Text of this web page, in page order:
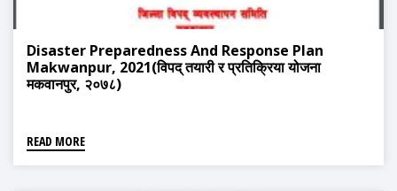
Disaster Preparedness And Response Plan
Makwanpur, 2021(विपद् तयारी र प्रतिक्रिया योजना
मकवानपुर, २०७८)
READ MORE